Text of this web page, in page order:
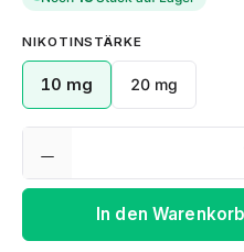
NIKOTINSTÄRKE
10 mg 20 mg
Produkt Anzahl:
In den Warenkorb